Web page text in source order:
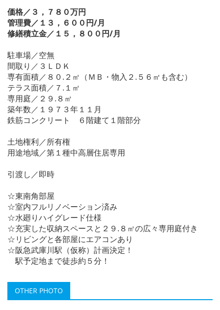
価格／３，７８０万円
管理費／１３，６００円/月
修繕積立金／１５，８００円/月
駐車場／空無
間取り／３ＬＤＫ
専有面積／８０.２㎡（ＭＢ・物入２.５６㎡も含む）
テラス面積／７.１㎡
専用庭／２９.８㎡
築年数／１９７３年１１月
鉄筋コンクリート ６階建て１階部分
土地権利／所有権
用途地域／第１種中高層住居専用
引渡し／即時
☆東南角部屋
☆室内フルリノベーション済み
☆水廻りハイグレード仕様
☆充実した収納スペースと２９.８㎡の広々専用庭付き
☆リビングと各部屋にエアコンあり
☆阪急武庫川駅（仮称）計画決定！
駅予定地まで徒歩約５分！
OTHER PHOTO